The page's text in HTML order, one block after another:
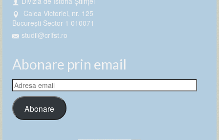
Calea Victoriei, nr. 125
București Sector 1 010071
studii@crifst.ro
Abonare prin email
Adresa
email
Abonare